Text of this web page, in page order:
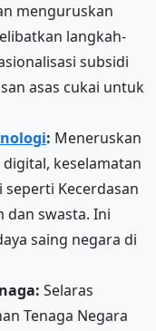
menguruskan
langkah-
subsidi
asas cukai untuk
: Meneruskan
keselamatan
Kecerdasan
dan swasta. Ini
saing negara di
Selaras
Tenaga Negara